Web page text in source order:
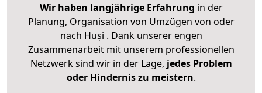
Wir haben langjährige Erfahrung in der
Planung, Organisation von Umzügen von oder
nach Huși . Dank unserer engen
Zusammenarbeit mit unserem professionellen
Netzwerk sind wir in der Lage, jedes Problem
oder Hindernis zu meistern.